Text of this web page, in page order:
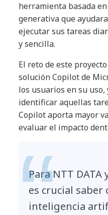
herramienta basada
generativa que
ejecutar sus tareas
y sencilla.
El reto de este
solución Copilot de
los usuarios en su
identificar aquellas
Copilot aporta mayor
evaluar el impacto
Para NTT
es crucial saber
inteligencia